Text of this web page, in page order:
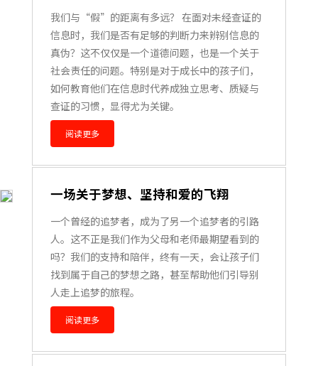
我们与“假”的距离有多远？ 在面对未经查证的
信息时，我们是否有足够的判断力来辨别信息的
真伪？这不仅仅是一个道德问题，也是一个关于
社会责任的问题。特别是对于成长中的孩子们，
如何教育他们在信息时代养成独立思考、质疑与
查证的习惯，显得尤为关键。
阅读更多
一场关于梦想、坚持和爱的飞翔
一个曾经的追梦者，成为了另一个追梦者的引路
人。这不正是我们作为父母和老师最期望看到的
吗？我们的支持和陪伴，终有一天，会让孩子们
找到属于自己的梦想之路，甚至帮助他们引导别
人走上追梦的旅程。
阅读更多